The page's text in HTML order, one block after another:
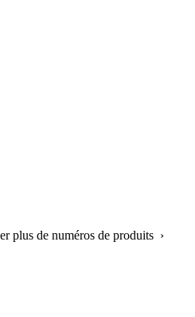
plus de numéros de produits ›